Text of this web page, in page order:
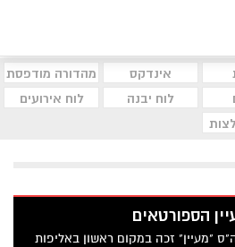
אינדקס
מהדורה מודפסת
לוח יבנה
לוח אירועים
הספורטאים
"מעיין" זכה במקום ראשון באליפות